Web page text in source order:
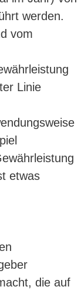
werden.
vom
Linie
etwas
die auf